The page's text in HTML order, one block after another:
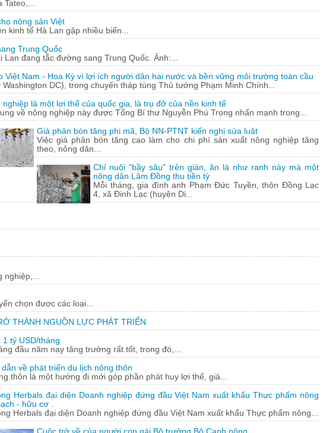
nông sản Việt
kinh tế Hà Lan gặp nhiều biến...
Trung Quốc
đang tắc đường sang Trung Quốc. Ảnh:...
Việt Nam - Hoa Kỳ vì lợi ích người dân hai nước và bền vững môi trường toàn cầu
DC), trong chuyến tháp tùng Thủ tướng Phạm Minh Chính...
nghiệp là một lợi thế của quốc gia, là trụ đỡ của nền kinh tế
về nông nghiệp này được Tổng Bí thư Nguyễn Phú Trọng nhấn mạnh trong...
Giá phân bón tăng phi mã, Bộ NN-PTNT kiến nghị sửa luật
Việc giá phân bón tăng cao làm cho chi phí sản xuất nông nghiệp tăng
theo, nông dân...
Chỉ nuôi "bầy sâu" trên giàn, ăn lá như ranh này mà một
nông dân Lâm Đồng thu tiền tỷ
Mỗi tháng, gia đình anh Phạm Đức Tuyền, thôn Đồng Lạc
4, xã Đinh Lạc (huyện Di...
chọn được các loại...
THÀNH NGUỒN LỰC PHÁT TRIỂN
tỷ USD/tháng
đầu năm nay tăng trưởng rất tốt, trong đó,...
về phát triển du lịch nông thôn
thôn là một hướng đi mới góp phần phát huy lợi thế, giá...
Herbals đại diện Doanh nghiệp đứng đầu Việt Nam xuất khẩu Thực phẩm nông
- hữu cơ .
Herbals đại diện Doanh nghiệp đứng đầu Việt Nam xuất khẩu Thực phẩm nông...